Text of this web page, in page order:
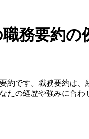
務要約の
約です。 職務要約は、
たの経歴や強みに合わ